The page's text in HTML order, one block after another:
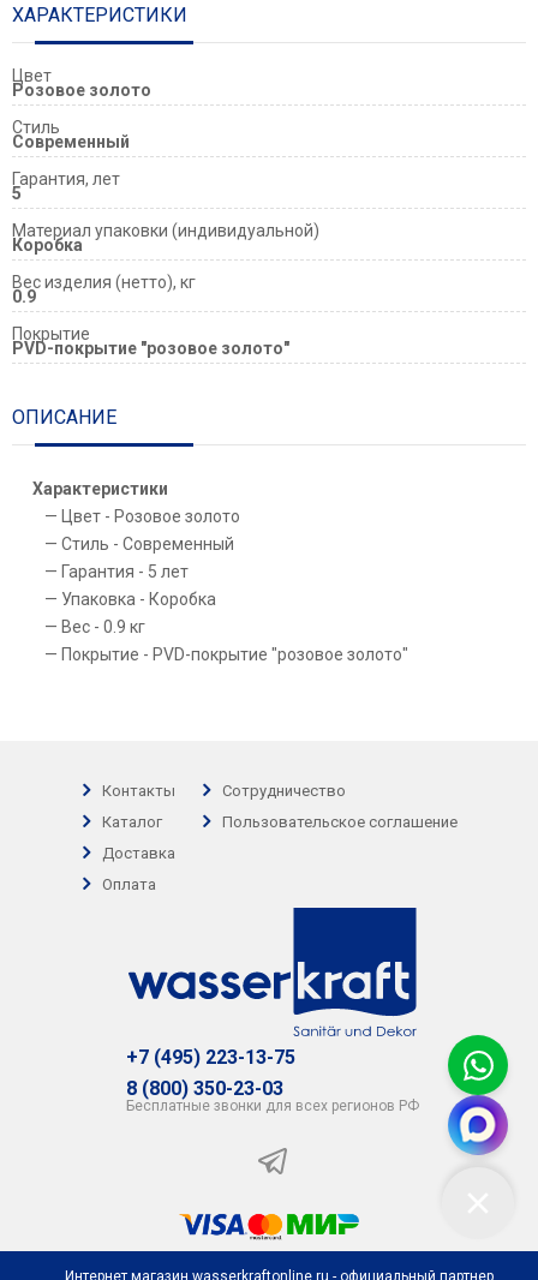
ХАРАКТЕРИСТИКИ
Цвет
Розовое золото
Стиль
Современный
Гарантия, лет
5
Материал упаковки (индивидуальной)
Коробка
Вес изделия (нетто), кг
0.9
Покрытие
PVD-покрытие "розовое золото"
ОПИСАНИЕ
Характеристики
Цвет - Розовое золото
Стиль - Современный
Гарантия - 5 лет
Упаковка - Коробка
Вес - 0.9 кг
Покрытие - PVD-покрытие "розовое золото"
Контакты
Каталог
Доставка
Оплата
Сотрудничество
Пользовательское соглашение
+7 (495) 223-13-75
8 (800) 350-23-03
Бесплатные звонки для всех регионов РФ
Интернет магазин wasserkraftonline.ru - официальный партнер